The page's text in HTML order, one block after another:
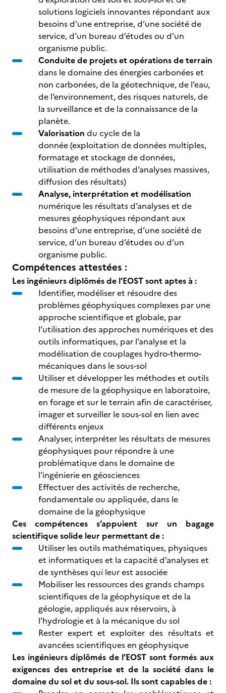
solutions logiciels innovantes répondant aux
besoins d’une entreprise, d’une société de
service, d’un bureau d’études ou d’un
organisme public.
Conduite de projets et opérations de terrain
dans le domaine des énergies carbonées et
non carbonées, de la géotechnique, de l’eau,
de l’environnement, des risques naturels, de
la surveillance et de la connaissance de la
planète.
Valorisation du cycle de la
donnée (exploitation de données multiples,
formatage et stockage de données,
utilisation de méthodes d’analyses massives,
diffusion des résultats)
Analyse, interprétation et modélisation
numérique les résultats d’analyses et de
mesures géophysiques répondant aux
besoins d’une entreprise, d’une société de
service, d’un bureau d’études ou d’un
organisme public.
Compétences attestées :
Les ingénieurs diplômés de l’EOST sont aptes à :
Identifier, modéliser et résoudre des
problèmes géophysiques complexes par une
approche scientifique et globale, par
l’utilisation des approches numériques et des
outils informatiques, par l’analyse et la
modélisation de couplages hydro-thermo-
mécaniques dans le sous-sol
Utiliser et développer les méthodes et outils
de mesure de la géophysique en laboratoire,
en forage et sur le terrain afin de caractériser,
imager et surveiller le sous-sol en lien avec
différents enjeux
Analyser, interpréter les résultats de mesures
géophysiques pour répondre à une
problématique dans le domaine de
l’ingénierie en géosciences
Effectuer des activités de recherche,
fondamentale ou appliquée, dans le
domaine de la géophysique
Ces compétences s’appuient sur un bagage
scientifique solide leur permettant de :
Utiliser les outils mathématiques, physiques
et informatiques et la capacité d’analyses et
de synthèses qui leur est associée
Mobiliser les ressources des grands champs
scientifiques de la géophysique et de la
géologie, appliqués aux réservoirs, à
l’hydrologie et à la mécanique du sol
Rester expert et exploiter des résultats et
avancées scientifiques en géophysique
Les ingénieurs diplômés de l’EOST sont formés aux
exigences des entreprise et de la société dans le
domaine du sol et du sous-sol. Ils sont capables de :